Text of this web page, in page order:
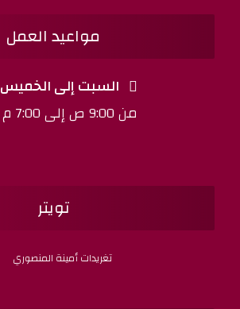
مواعيد العمل
السبت إلى الخميس
من 9:00 ص إلى 7:00 م
تويتر
تغريدات أمينة المنصوري